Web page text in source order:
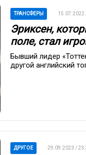
ТРАНСФЕРЫ 15.07.2022
Эриксен,
поле, стал
Бывший лидер
другой английский
ДРУГОЕ 29.09.2023 /